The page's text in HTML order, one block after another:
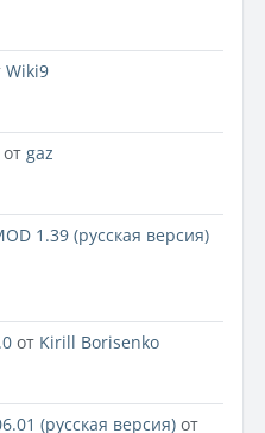
Wiki9
от gaz
1.39 (русская версия)
от Kirill Borisenko
(русская версия) от